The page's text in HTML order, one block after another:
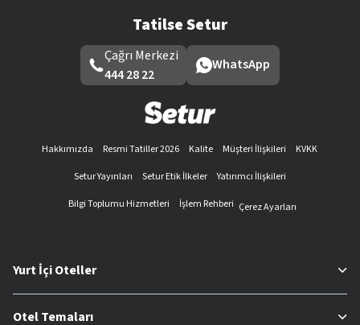
Tatilse Setur
Çağrı Merkezi
444 28 22
WhatsApp
Hakkımızda Resmi Tatiller 2026 Kalite Müşteri İlişkileri
KVKK
Setur Yayınları
Setur Etik İlkeler
Yatırımcı İlişkileri
Bilgi Toplumu Hizmetleri
İşlem Rehberi Çerez Ayarları
Yurt İçi Oteller
Otel Temaları